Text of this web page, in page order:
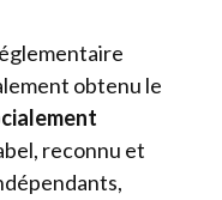
obtenu le
reconnu et